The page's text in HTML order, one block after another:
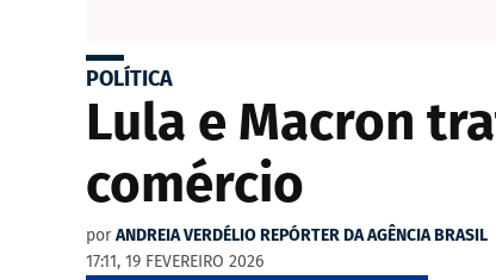
POLÍTICA
Lula e Macron
comércio
por ANDREIA VERDÉLIO REPÓRTER DA AGÊNCIA BRASIL
17:11, 19 FEVEREIRO 2026